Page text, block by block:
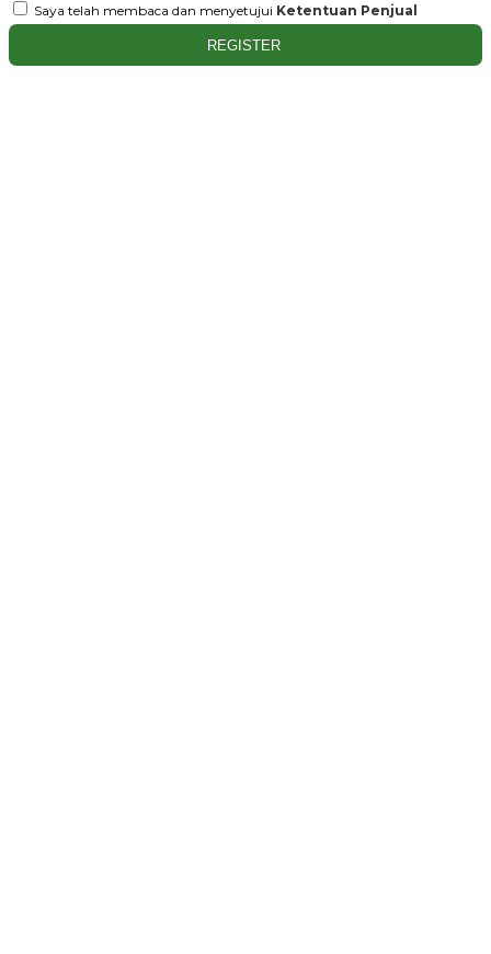
Saya telah membaca dan menyetujui Ketentuan Penjual
REGISTER